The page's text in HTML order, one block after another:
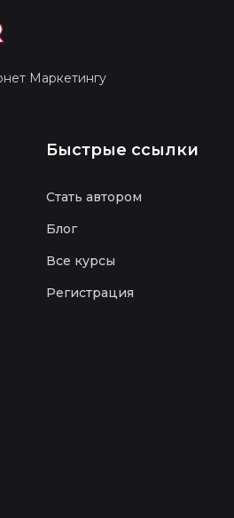
Маркетингу
Быстрые ссылки
Стать автором
Блог
Все курсы
Регистрация